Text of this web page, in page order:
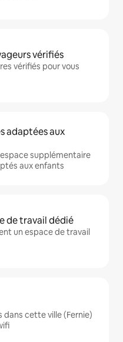
vérifiés
vérifiés pour vous
adaptées aux
supplémentaire
aux enfants
de travail dédié
un espace de travail
dans cette ville (Fernie)